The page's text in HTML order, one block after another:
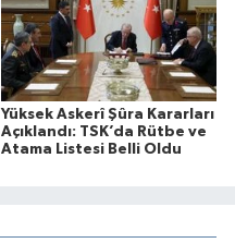
Yüksek Askerî Şûra Kararları
Açıklandı: TSK’da Rütbe ve
Atama Listesi Belli Oldu